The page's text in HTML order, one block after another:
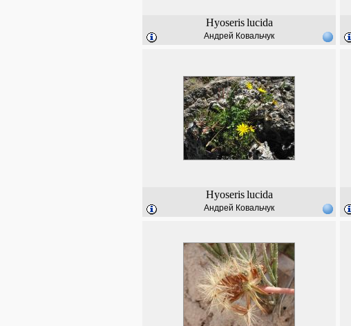
Hyoseris lucida
Андрей Ковальчук
Hyoseris lucida
Андрей Ковальчук